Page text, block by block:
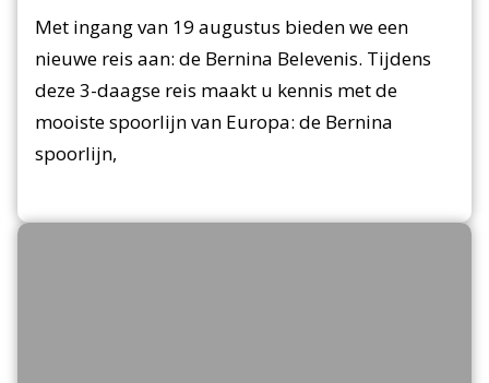
Met ingang van 19 augustus bieden we een
nieuwe reis aan: de Bernina Belevenis. Tijdens
deze 3-daagse reis maakt u kennis met de
mooiste spoorlijn van Europa: de Bernina
spoorlijn,